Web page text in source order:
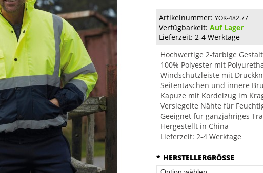
Artikelnummer: YOK-482.77
Verfügbarkeit: Auf Lager
Lieferzeit: 2-4 Werktage
Hochwertige 2-farbige
100% Polyester mit
Windschutzleiste mit
Seitentaschen und innere
Kapuze mit Kordelzug im
Versiegelte Nähte für
Geeignet für ganzjähriges
Hergestellt in China
Lieferzeit: 2-4 Werktage
* HERSTELLERGRÖSSE